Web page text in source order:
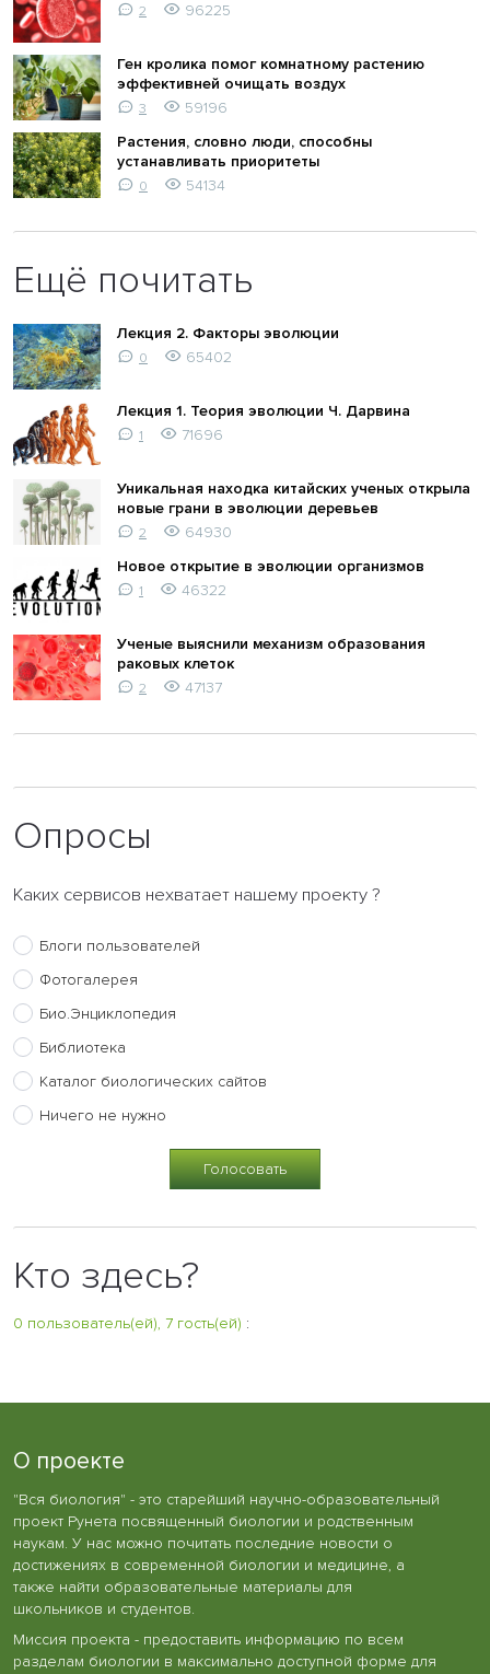
2 96225
Ген кролика помог комнатному растению
эффективней очищать воздух
3
59196
Растения, словно люди, способны
устанавливать приоритеты
0 54134
Ещё почитать
Лекция 2. Факторы эволюции
0 65402
Лекция 1. Теория эволюции Ч. Дарвина
1 71696
Уникальная находка китайских ученых открыла
новые грани в эволюции деревьев
2
64930
Новое открытие в эволюции организмов
1 46322
Ученые выяснили механизм образования
раковых клеток
2 47137
Опросы
Каких сервисов нехватает нашему проекту ?
Блоги пользователей
Фотогалерея
Био.Энциклопедия
Библиотека
Каталог биологических сайтов
Ничего не нужно
Кто здесь?
0 пользователь(ей), 7 гость(ей) :
О проекте
"Вся биология" - это старейший научно-образовательный
проект Рунета посвященный биологии и родственным
наукам. У нас можно почитать последние новости о
достижениях в современной биологии и медицине, а
также найти образовательные материалы для
школьников и студентов.
Миссия проекта - предоставить информацию по всем
разделам биологии в максимально доступной форме для